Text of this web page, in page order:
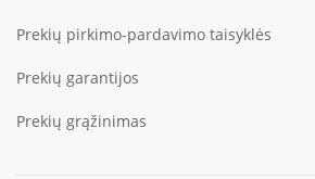
Prekių pirkimo-pardavimo taisyklės
Prekių garantijos
Prekių grąžinimas